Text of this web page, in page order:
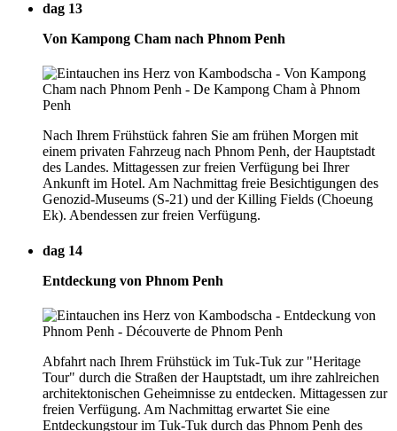
dag 13
Von Kampong Cham nach Phnom Penh
Nach Ihrem Frühstück fahren Sie am frühen Morgen mit
einem privaten Fahrzeug nach Phnom Penh, der Hauptstadt
des Landes. Mittagessen zur freien Verfügung bei Ihrer
Ankunft im Hotel. Am Nachmittag freie Besichtigungen des
Genozid-Museums (S-21) und der Killing Fields (Choeung
Ek). Abendessen zur freien Verfügung.
dag 14
Entdeckung von Phnom Penh
Abfahrt nach Ihrem Frühstück im Tuk-Tuk zur "Heritage
Tour" durch die Straßen der Hauptstadt, um ihre zahlreichen
architektonischen Geheimnisse zu entdecken. Mittagessen zur
freien Verfügung. Am Nachmittag erwartet Sie eine
Entdeckungstour im Tuk-Tuk durch das Phnom Penh des